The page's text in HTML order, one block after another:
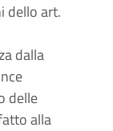
dello art.
dalla
delle
alla